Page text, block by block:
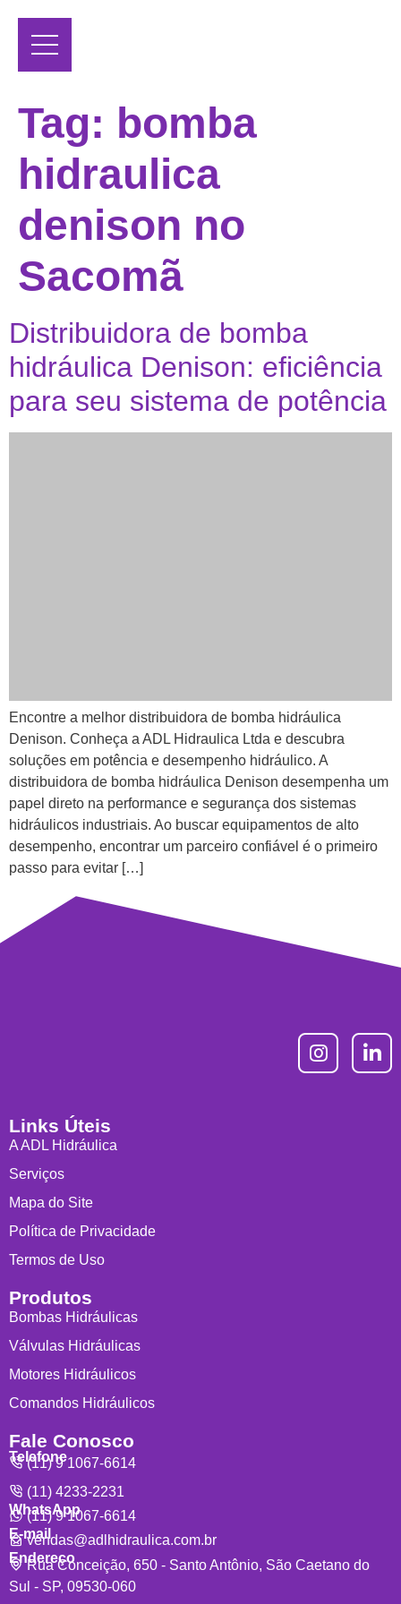
Tag: bomba
hidraulica
denison no
Sacomã
Distribuidora de bomba
hidráulica Denison: eficiência
para seu sistema de potência
Encontre a melhor distribuidora de bomba hidráulica
Denison. Conheça a ADL Hidraulica Ltda e descubra
soluções em potência e desempenho hidráulico. A
distribuidora de bomba hidráulica Denison desempenha um
papel direto na performance e segurança dos sistemas
hidráulicos industriais. Ao buscar equipamentos de alto
desempenho, encontrar um parceiro confiável é o primeiro
passo para evitar […]
Links Úteis
A ADL Hidráulica
Serviços
Mapa do Site
Política de Privacidade
Termos de Uso
Produtos
Bombas Hidráulicas
Válvulas Hidráulicas
Motores Hidráulicos
Comandos Hidráulicos
Fale Conosco
Telefone
(11) 9 1067-6614
(11) 4233-2231
WhatsApp
(11) 9 1067-6614
E-mail
vendas@adlhidraulica.com.br
Endereço
Rua Conceição, 650 - Santo Antônio, São Caetano do
Sul - SP, 09530-060